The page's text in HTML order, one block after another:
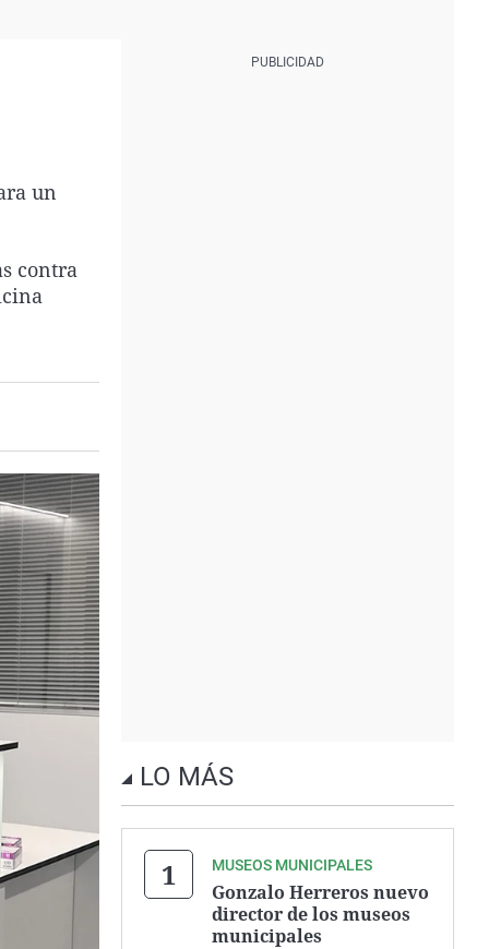
un
contra
LO MÁS
MUSEOS MUNICIPALES
Gonzalo Herreros nuevo
director de los museos
municipales